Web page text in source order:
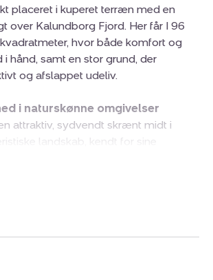
placeret i kuperet terræn med en
over Kalundborg Fjord. Her får I 96
hvor både komfort og
hånd, samt en stor grund, der
og afslappet udeliv.
i naturskønne omgivelser
attraktiv, sydvendt skrænt midt i
landskab, kendt for sine
året rundt med stier, vandreruter og
Kalundborg Golfklub i bekvem